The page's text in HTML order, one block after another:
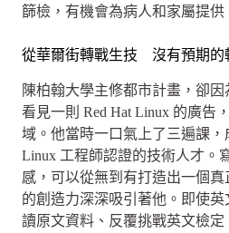
篩檢，有機會為病人和家屬提供
從華爾街轉戰生技 沒有預期的
陳柏翰大學主修都市計畫，卻
看見一則 Red Hat Linux 的廣告
域。他當時一口氣上了三遍課
Linux 工程師認證的技術人才。
感，可以從無到有打造出一個
的創造力深深吸引著他。即使
讀原文資料、反覆挑戰英文檢